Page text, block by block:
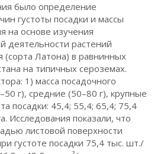
было определение
густоты посадки и массы
на основе изучения
деятельности растений
(сорта Латона) в равнинных
на типичных сероземах.
1) масса посадочного
г), средние (50–80 г), крупные
посадки: 45,4; 55,4; 65,4; 75,4
Исследования показали, что
листовой поверхности
густоте посадки 75,4 тыс. шт./